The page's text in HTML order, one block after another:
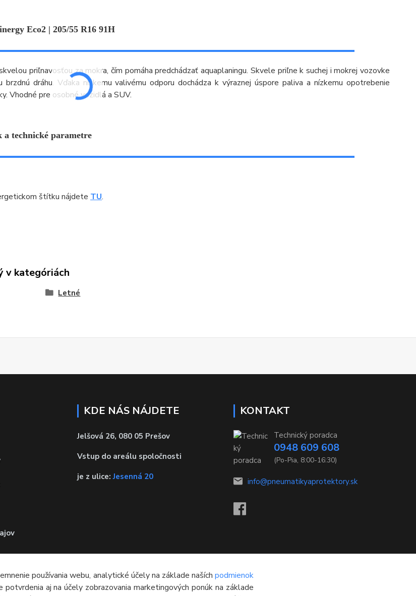
Eco2 | 205/55 R16 91H
priľnavosťou za mokra, čím pomáha predchádzať aquaplaningu. Skvele priľne k suchej i mokrej vozovke
dráhu. Vďaka nízkemu valivému odporu dochádza k výraznej úspore paliva a nízkemu opotrebenie
Vhodné pre osobné vozidlá a SUV.
a technické parametre
štítku nájdete TU.
v kategóriách
Letné
KDE NÁS NÁJDETE
Jelšová 26, 080 05 Prešov
Vstup do areálu spoločnosti
je z ulice: Jesenná 20
KONTAKT
Technický poradca
0948 609 608
(Po-Pia, 8:00-16:30)
info@pneumatikyaprotektory.sk
používania webu, analytické účely na základe naších podmienok
potvrdenia aj na účely zobrazovania marketingových ponúk na základe